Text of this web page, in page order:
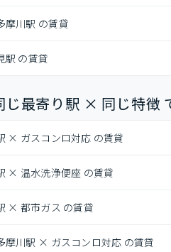
摩川駅 の賃貸
駅 の賃貸
じ最寄り駅 × 同じ特徴
× ガスコンロ対応 の賃貸
× 温水洗浄便座 の賃貸
× 都市ガス の賃貸
摩川駅 × ガスコンロ対応 の賃貸